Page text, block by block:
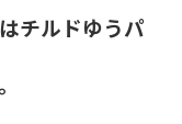
チルドゆうパ